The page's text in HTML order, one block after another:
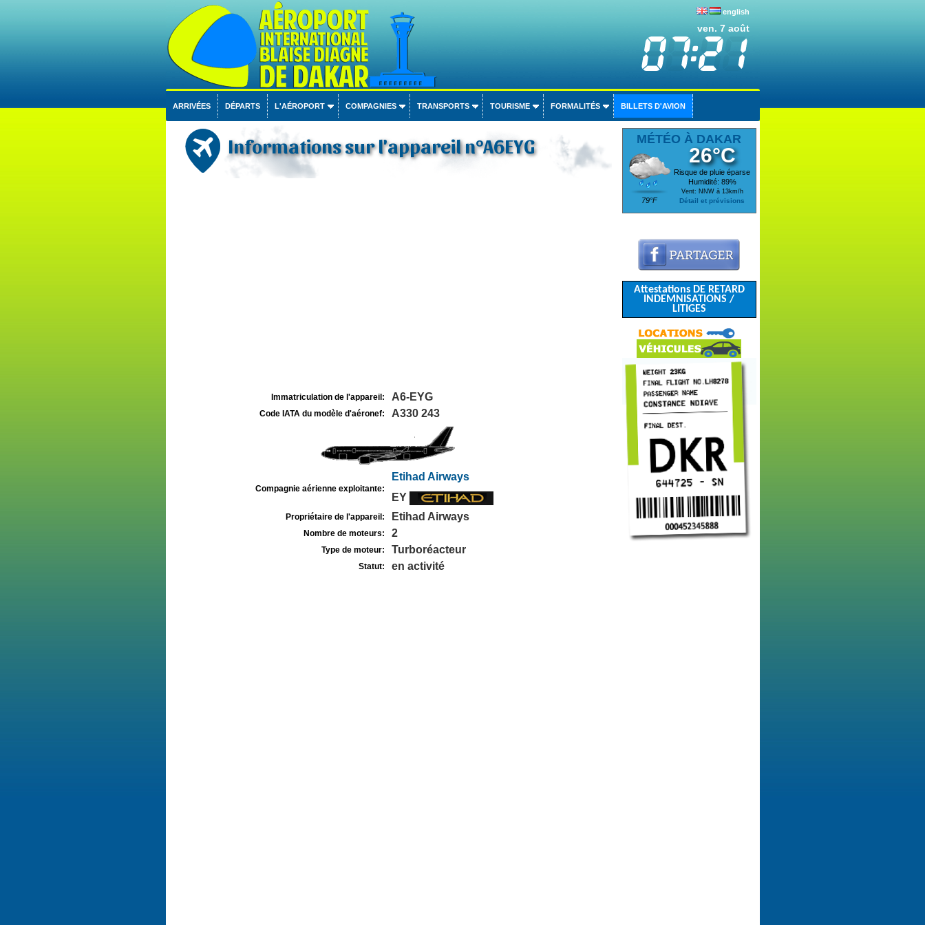
english
ven. 7 août
ARRIVÉES DÉPARTS L'AÉROPORT COMPAGNIES TRANSPORTS TOURISME FORMALITÉS BILLETS D'AVION
Informations sur l'appareil n°A6EYG
Immatriculation de l'appareil: A6-EYG
Code IATA du modèle d'aéronef: A330 243
Compagnie aérienne exploitante:
Etihad Airways
EY
Propriétaire de l'appareil: Etihad Airways
Nombre de moteurs: 2
Type de moteur: Turboréacteur
Statut: en activité
MÉTÉO À DAKAR
79°F
26°C
Risque de pluie éparse
Humidité: 89%
Vent: NNW à 13km/h
Détail et prévisions
Attestations DE RETARD
INDEMNISATIONS /
LITIGES